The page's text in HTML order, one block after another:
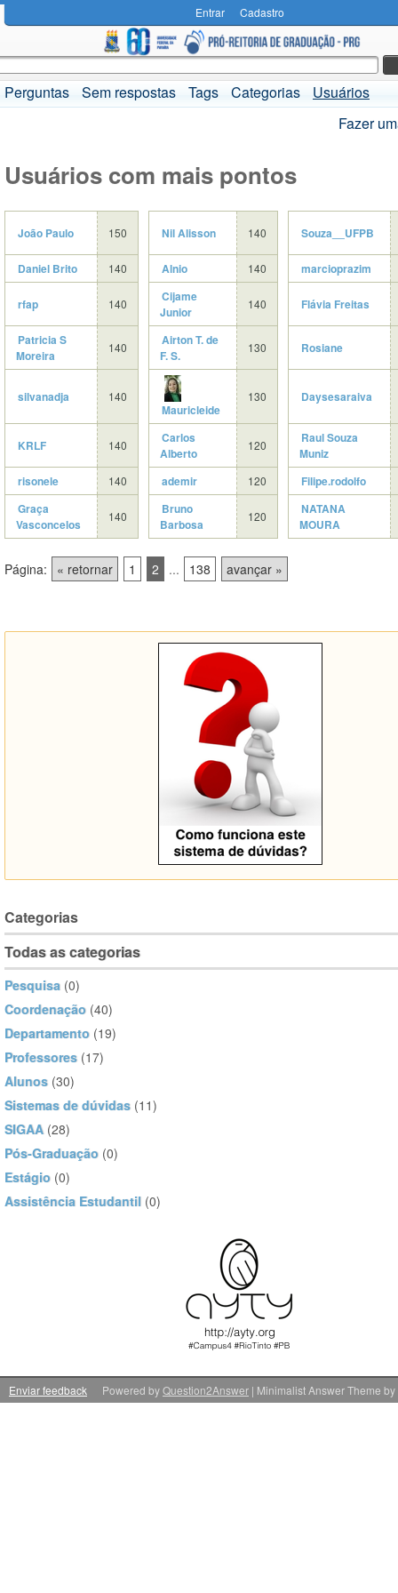
Entrar Cadastro
Perguntas Sem respostas Tags Categorias
Usuários
Fazer
Usuários com mais pontos
João Paulo 150 Nil Alisson 140 Souza__UFPB
Daniel Brito 140 Alnio 140 marcioprazim
rfap 140
Cijame
Junior
140 Flávia Freitas
Patricia S
Moreira
140
Airton T. de
F. S.
130 Rosiane
silvanadja 140
Mauricleide
130 Daysesaraiva
KRLF 140
Carlos
Alberto
120
Raul Souza
Muniz
risonele
140 ademir 120
Filipe.rodolfo
Graça
Vasconcelos
140
Bruno
Barbosa
120
NATANA
MOURA
Página: « retornar 1 2 ... 138 avançar »
Categorias
Todas as categorias
Pesquisa (0)
Coordenação (40)
Departamento (19)
Professores (17)
Alunos (30)
Sistemas de dúvidas (11)
SIGAA (28)
Pós-Graduação (0)
Estágio (0)
Assistência Estudantil (0)
Enviar feedback | Minimalist Answer Theme by
Powered byQuestion2Answer